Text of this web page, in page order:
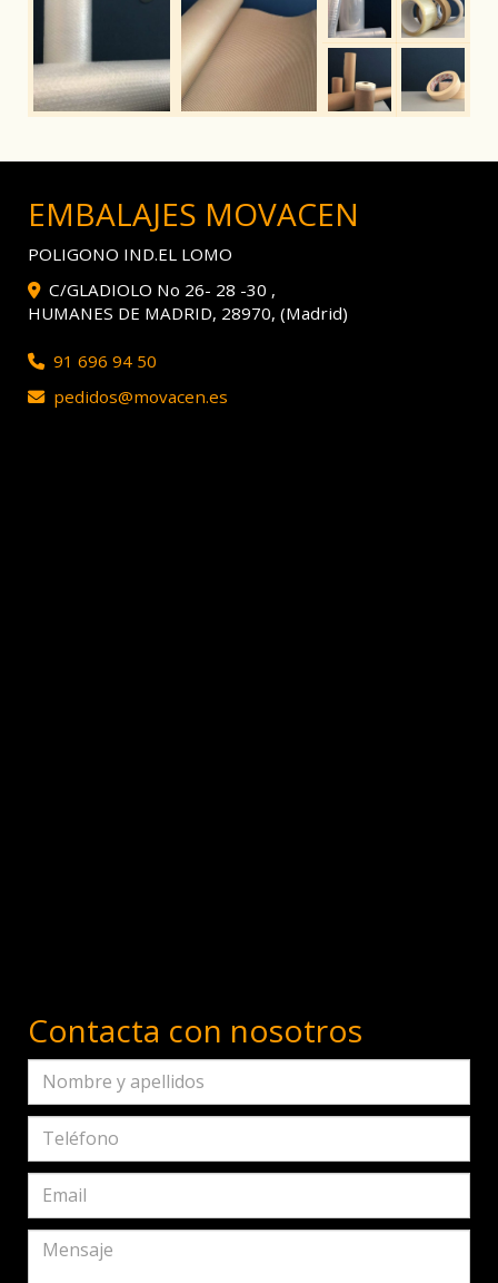
EMBALAJES MOVACEN
POLIGONO IND.EL LOMO
C/GLADIOLO No 26- 28 -30 ,
HUMANES DE MADRID, 28970, (Madrid)
91 696 94 50
pedidos
movacen.es
Contacta con nosotros